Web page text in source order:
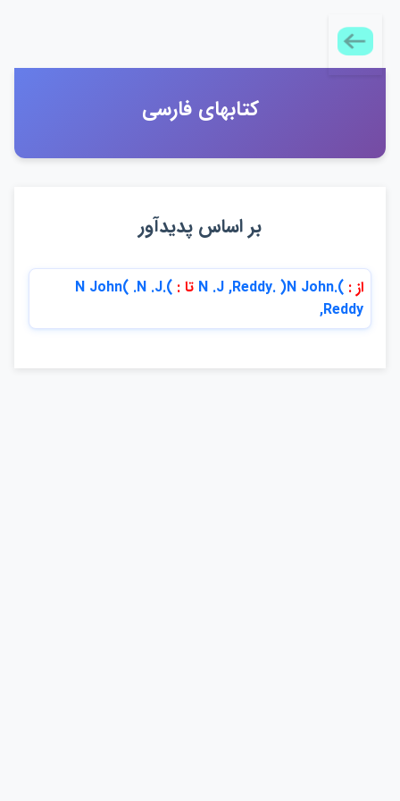
كتابهاي فارسي
بر اساس پديدآور
از : ).N John( .N .J ,Reddy تا :
).N John( .N .J
,Reddy